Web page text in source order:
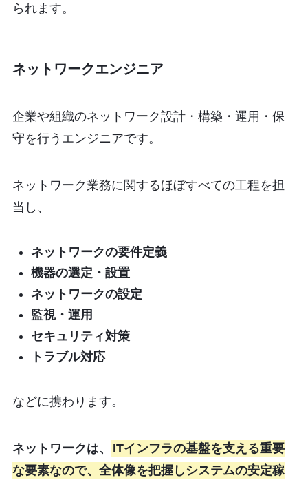
られます。
ネットワークエンジニア
企業や組織のネットワーク設計・構築・運用・保
守を行うエンジニアです。
ネットワーク業務に関するほぼすべての工程を担
当し、
ネットワークの要件定義
機器の選定・設置
ネットワークの設定
監視・運用
セキュリティ対策
トラブル対応
などに携わります。
ネットワークは、
ITインフラの基盤を支える重要
な要素なので、全体像を把握しシステムの安定稼